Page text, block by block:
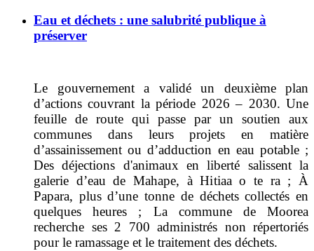
Eau et déchets : une salubrité publique à
préserver
Le gouvernement a validé un deuxième plan
d’actions couvrant la période 2026 – 2030. Une
feuille de route qui passe par un soutien aux
communes dans leurs projets en matière
d’assainissement ou d’adduction en eau potable ;
Des déjections d'animaux en liberté salissent la
galerie d’eau de Mahape, à Hitiaa o te ra ; À
Papara, plus d’une tonne de déchets collectés en
quelques heures ; La commune de Moorea
recherche ses 2 700 administrés non répertoriés
pour le ramassage et le traitement des déchets.